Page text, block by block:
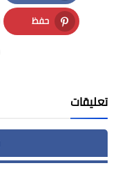
Facebook
حفظ
Pinterest
تعليقات